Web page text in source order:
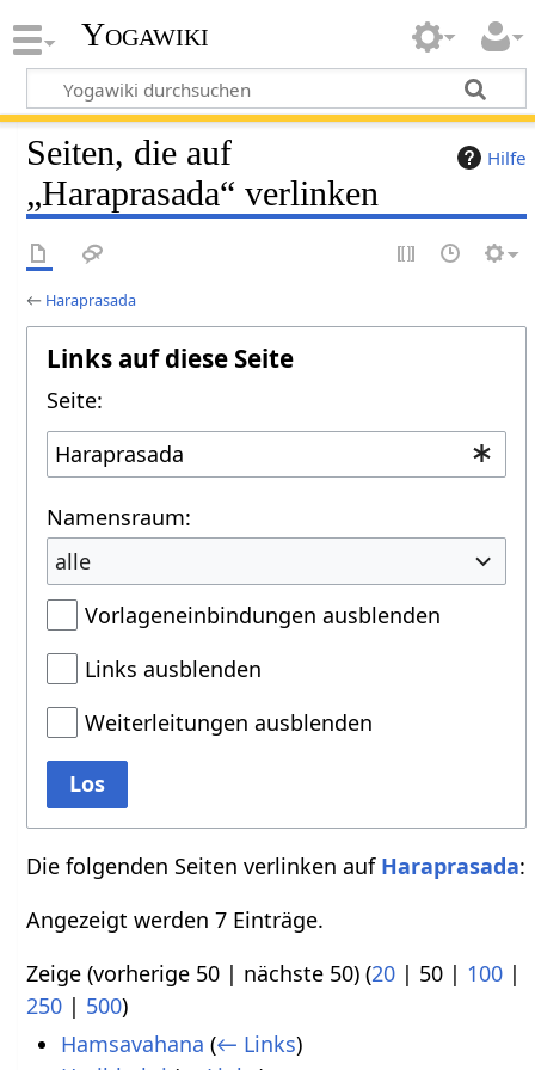
Yogawiki
Hilfe
Seiten, die auf
„Haraprasada“ verlinken
← Haraprasada
Links auf diese Seite
Seite:
Namensraum:
alle
Vorlageneinbindungen ausblenden
Links ausblenden
Weiterleitungen ausblenden
Los
Die folgenden Seiten verlinken auf Haraprasada:
Angezeigt werden 7 Einträge.
Zeige (vorherige 50 | nächste 50) (20 | 50 | 100 |
250 | 500)
Hamsavahana (← Links)